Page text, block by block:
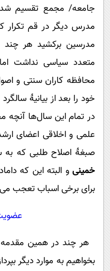
جامعه/ مجمع تقسیم
مدرس دیگر در قم تکرار
مدرسین برکشید هر چند
متعدد سیاسی نداشت
محافظه کاران سنتی و
خود را بعد از بیانیۀ
در تمام این سال‌ها
علمی و اخلاقی اعضای
صبغۀ اصلاح طلبی که به سبب
خمینی و البته این که
برای برخی اسباب تعجب
هر چند در همین مقدمه
بخواهیم به موارد دیگر